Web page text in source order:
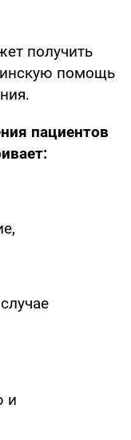
получить
помощь
пациентов
и